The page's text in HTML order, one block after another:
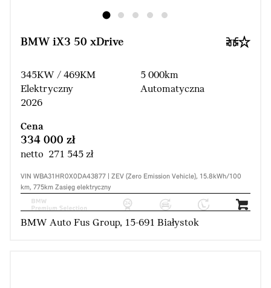
BMW iX3 50 xDrive
345KW / 469KM
Elektryczny
2026
5 000km
Automatyczna
Cena
334 000 zł
netto 271 545 zł
VIN WBA31HR0X0DA43877 | ZEV (Zero Emission Vehicle), 15.8kWh/100
km, 775km Zasięg elektryczny
BMW Auto Fus Group, 15-691 Białystok